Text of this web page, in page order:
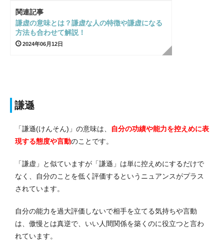
関連記事
謙虚の意味とは？謙虚な人の特徴や謙虚になる
方法も合わせて解説！
2024年06月12日
謙遜
「謙遜(けんそん)」の意味は、
自分の功績や能力を控えめに表
現する態度や言動のことです。
「謙虚」と似ていますが「謙遜」は単に控えめにするだけで
なく、自分のことを低く評価するというニュアンスがプラス
されています。
自分の能力を過大評価しないで相手を立てる気持ちや言動
は、傲慢とは真逆で、いい人間関係を築くのに役立つと言わ
れています。